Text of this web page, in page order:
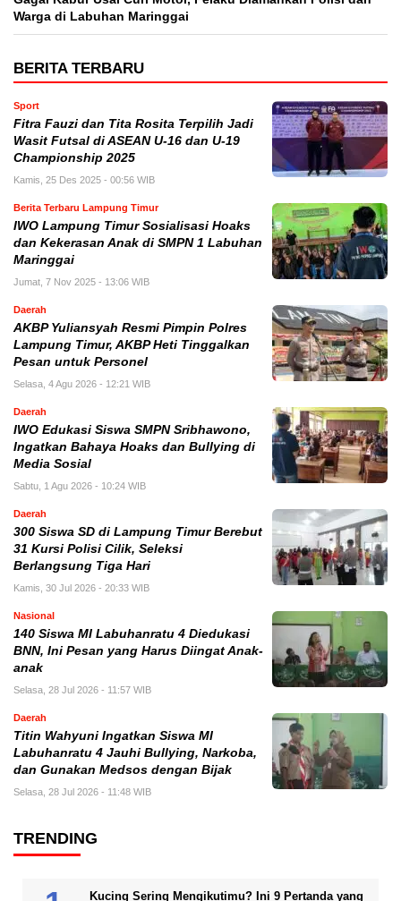
Warga di Labuhan Maringgai
BERITA TERBARU
Sport
Fitra Fauzi dan Tita Rosita Terpilih Jadi
Wasit Futsal di ASEAN U-16 dan U-19
Championship 2025
Kamis, 25 Des 2025 - 00:56 WIB
Berita Terbaru Lampung Timur
IWO Lampung Timur Sosialisasi Hoaks
dan Kekerasan Anak di SMPN 1 Labuhan
Maringgai
Jumat, 7 Nov 2025 - 13:06 WIB
Daerah
AKBP Yuliansyah Resmi Pimpin Polres
Lampung Timur, AKBP Heti Tinggalkan
Pesan untuk Personel
Selasa, 4 Agu 2026 - 12:21 WIB
Daerah
IWO Edukasi Siswa SMPN Sribhawono,
Ingatkan Bahaya Hoaks dan Bullying di
Media Sosial
Sabtu, 1 Agu 2026 - 10:24 WIB
Daerah
300 Siswa SD di Lampung Timur Berebut
31 Kursi Polisi Cilik, Seleksi
Berlangsung Tiga Hari
Kamis, 30 Jul 2026 - 20:33 WIB
Nasional
140 Siswa MI Labuhanratu 4 Diedukasi
BNN, Ini Pesan yang Harus Diingat Anak-
anak
Selasa, 28 Jul 2026 - 11:57 WIB
Daerah
Titin Wahyuni Ingatkan Siswa MI
Labuhanratu 4 Jauhi Bullying, Narkoba,
dan Gunakan Medsos dengan Bijak
Selasa, 28 Jul 2026 - 11:48 WIB
TRENDING
Kucing Sering Mengikutimu? Ini 9 Pertanda yang